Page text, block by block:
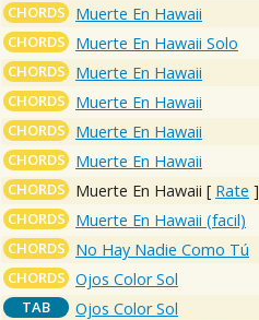
CHORDS Muerte En Hawaii
CHORDS Muerte En Hawaii Solo
CHORDS Muerte En Hawaii
CHORDS Muerte En Hawaii
CHORDS Muerte En Hawaii
CHORDS Muerte En Hawaii
CHORDS Muerte En Hawaii [ Rate ]
CHORDS Muerte En Hawaii (facil)
CHORDS No Hay Nadie Como Tú
CHORDS Ojos Color Sol
TAB Ojos Color Sol